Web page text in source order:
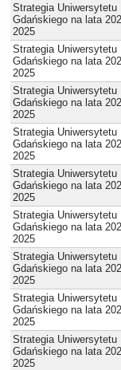
Strategia Uniwersytetu
Gdańskiego na lata
2025
Strategia Uniwersytetu
Gdańskiego na lata
2025
Strategia Uniwersytetu
Gdańskiego na lata
2025
Strategia Uniwersytetu
Gdańskiego na lata
2025
Strategia Uniwersytetu
Gdańskiego na lata
2025
Strategia Uniwersytetu
Gdańskiego na lata
2025
Strategia Uniwersytetu
Gdańskiego na lata
2025
Strategia Uniwersytetu
Gdańskiego na lata
2025
Strategia Uniwersytetu
Gdańskiego na lata
2025